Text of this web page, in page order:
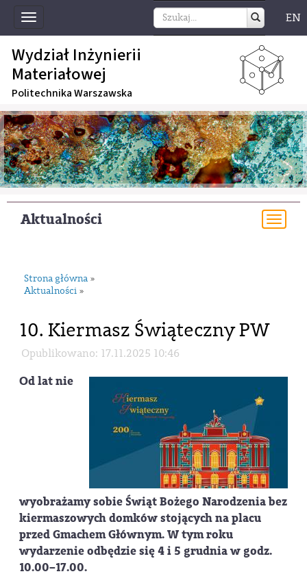
Toggle
navigation
EN
Wydział Inżynierii
Materiałowej
Politechnika Warszawska
Aktualności
Strona główna »
Aktualności »
10. Kiermasz Świąteczny PW
Opublikowano: 17.11.2025 10:46
Od lat nie
wyobrażamy sobie Świąt Bożego Narodzenia bez
kiermaszowych domków stojących na placu
przed Gmachem Głównym. W tym roku
wydarzenie odbędzie się 4 i 5 grudnia w godz.
10.00–17.00.